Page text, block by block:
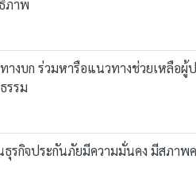
ภาพ
างบก ร่วมหารือแนวทางช่วยเหลือ
รรม
รกิจประกันภัยมีความมั่นคง มีสภา